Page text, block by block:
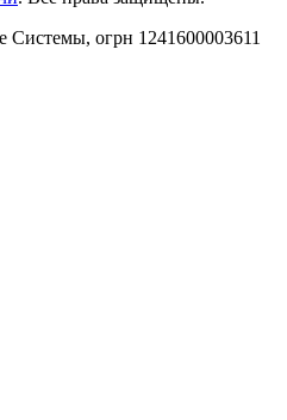
Системы, огрн 1241600003611